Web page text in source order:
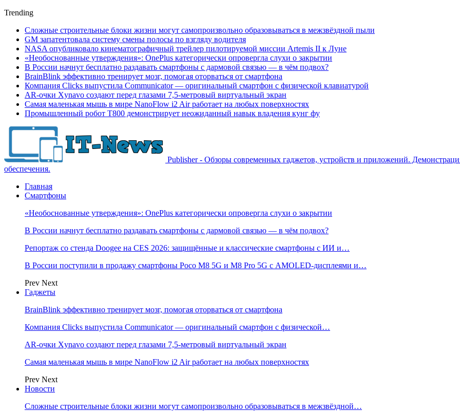
Trending
Сложные строительные блоки жизни могут самопроизвольно образовываться в межзвёздной пыли
GM запатентовала систему смены полосы по взгляду водителя
NASA опубликовало кинематографичный трейлер пилотируемой миссии Artemis II к Луне
«Необоснованные утверждения»: OnePlus категорически опровергла слухи о закрытии
В России начнут бесплатно раздавать смартфоны с дармовой связью — в чём подвох?
BrainBlink эффективно тренирует мозг, помогая оторваться от смартфона
Компания Clicks выпустила Communicator — оригинальный смартфон с физической клавиатурой
AR-очки Xynavo создают перед глазами 7,5-метровый виртуальный экран
Самая маленькая мышь в мире NanoFlow i2 Air работает на любых поверхностях
Промышленный робот Т800 демонстрирует неожиданный навык владения кунг фу
Publisher - Обзоры современных гаджетов, устройств и приложений.
обеспечения.
Главная
Смартфоны
«Необоснованные утверждения»: OnePlus категорически опровергла слухи о закрытии
В России начнут бесплатно раздавать смартфоны с дармовой связью — в чём подвох?
Репортаж со стенда Doogee на CES 2026: защищённые и классические смартфоны с ИИ и…
В России поступили в продажу смартфоны Poco M8 5G и M8 Pro 5G с AMOLED-дисплеями и…
Prev Next
Гаджеты
BrainBlink эффективно тренирует мозг, помогая оторваться от смартфона
Компания Clicks выпустила Communicator — оригинальный смартфон с физической…
AR-очки Xynavo создают перед глазами 7,5-метровый виртуальный экран
Самая маленькая мышь в мире NanoFlow i2 Air работает на любых поверхностях
Prev Next
Новости
Сложные строительные блоки жизни могут самопроизвольно образовываться в межзвёздной…